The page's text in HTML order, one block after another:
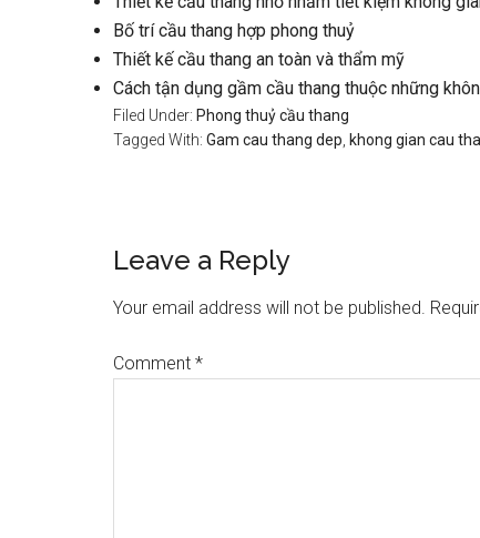
Bố trí cầu thang hợp phong thuỷ
Thiết kế cầu thang an toàn và thẩm mỹ
Cách tận dụng gầm cầu thang thuộc những
Filed Under: Phong thuỷ cầu thang
Tagged With: Gam cau thang dep khong gian cau
Reader
Interactions
Leave a Reply
Your email address will not be published.
Comment *